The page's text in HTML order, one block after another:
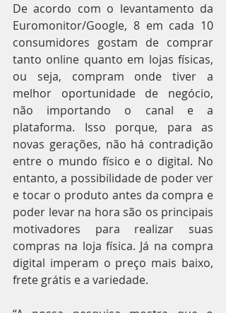
De acordo com o levantamento da
Euromonitor/Google, 8 em cada 10
consumidores gostam de comprar
tanto online quanto em lojas físicas,
ou seja, compram onde tiver a
melhor oportunidade de negócio,
não importando o canal e a
plataforma. Isso porque, para as
novas gerações, não há contradição
entre o mundo físico e o digital. No
entanto, a possibilidade de poder ver
e tocar o produto antes da compra e
poder levar na hora são os principais
motivadores para realizar suas
compras na loja física. Já na compra
digital imperam o preço mais baixo,
frete grátis e a variedade.